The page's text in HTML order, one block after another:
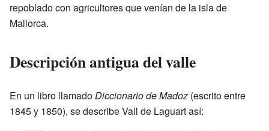
repoblado con agricultores que venían de la isla de
Mallorca.
Descripción antigua del valle
En un libro llamadoDiccionario de Madoz (escrito entre
1845 y 1850), se describe Vall de Laguart así: